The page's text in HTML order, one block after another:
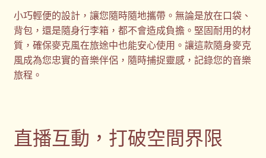
小巧輕便的設計，讓您隨時隨地攜帶。無論是放在口袋、
背包，還是隨身行李箱，都不會造成負擔。堅固耐用的材
質，確保麥克風在旅途中也能安心使用。讓這款隨身麥克
風成為您忠實的音樂伴侶，隨時捕捉靈感，記錄您的音樂
旅程。
直播互動，打破空間界限